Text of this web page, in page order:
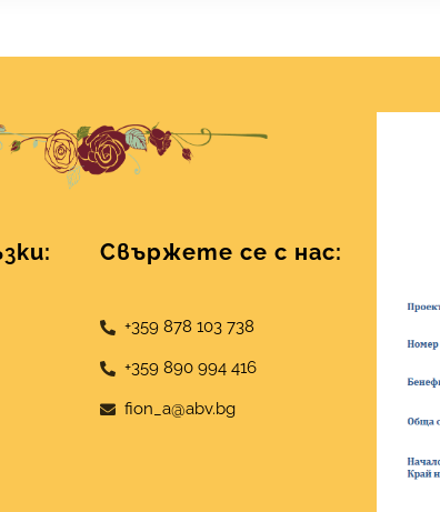
Свържете се с нас:
+359 878 103 738
+359 890 994 416
fion_a@abv.bg